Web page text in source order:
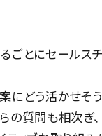
ごとにセールス
にどう活かせそ
の質問も相次ぎ、